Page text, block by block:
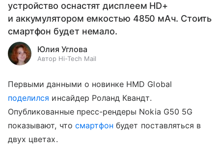
устройство оснастят дисплеем HD+
и аккумулятором емкостью 4850 мАч. Стоить
смартфон будет немало.
Юлия Углова
Автор Hi-Tech Mail
Первыми данными о новинке HMD Global
поделился инсайдер Роланд Квандт.
Опубликованные пресс-рендеры Nokia G50 5G
показывают, что смартфон будет поставляться в
двух цветах.